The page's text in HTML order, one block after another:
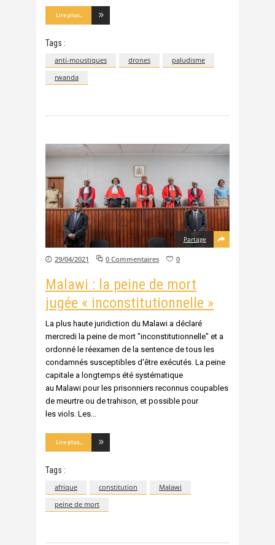
Lire plus...
Tags :
anti-moustiques drones
paludisme
rwanda
Partage
29/04/2021 0 Commentaires 0
Malawi : la peine de mort
jugée « inconstitutionnelle »
La plus haute juridiction du Malawi a déclaré
mercredi la peine de mort "inconstitutionnelle" et a
ordonné le réexamen de la sentence de tous les
condamnés susceptibles d'être exécutés. La peine
capitale a longtemps été systématique
au Malawi pour les prisonniers reconnus coupables
de meurtre ou de trahison, et possible pour
les viols. Les
Lire plus...
Tags :
afrique constitution
Malawi
peine de mort